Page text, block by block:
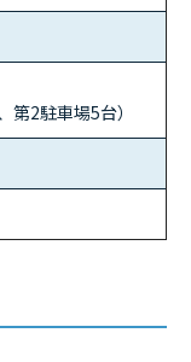
2駐車場5台）